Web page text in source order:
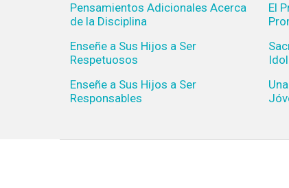
Pensamientos Adicionales Acerca
de la Disciplina
Enseñe a Sus Hijos a Ser
Respetuosos
Enseñe a Sus Hijos a Ser
Responsables
El